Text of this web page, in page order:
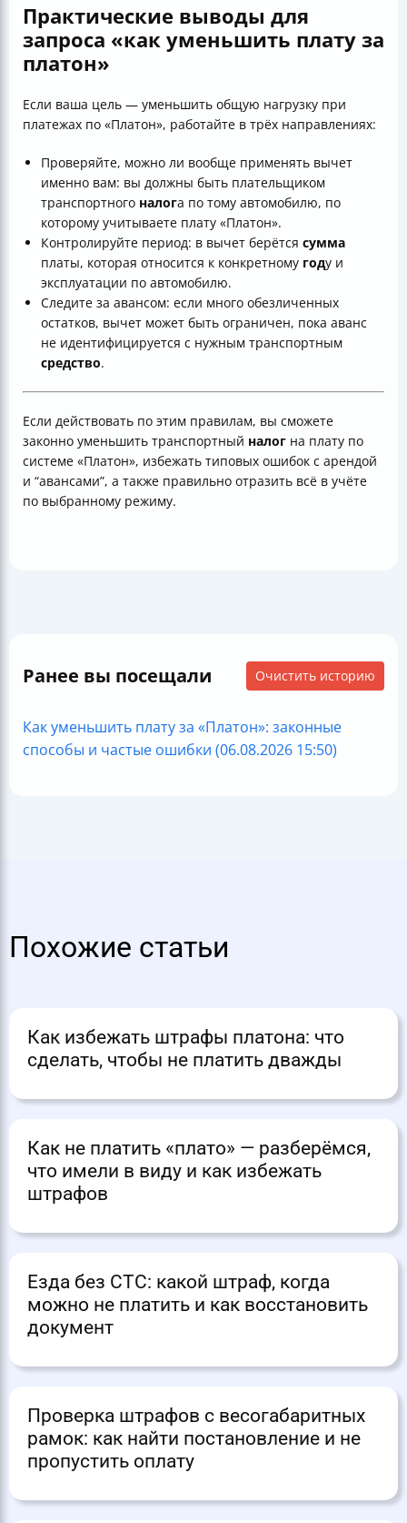
Практические выводы для
запроса «как уменьшить плату за
платон»
Если ваша цель — уменьшить общую нагрузку при
платежах по «Платон», работайте в трёх направлениях:
Проверяйте, можно ли вообще применять вычет
именно вам: вы должны быть плательщиком
транспортного налога по тому автомобилю, по
которому учитываете плату «Платон».
Контролируйте период: в вычет берётся сумма
платы, которая относится к конкретному году и
эксплуатации по автомобилю.
Следите за авансом: если много обезличенных
остатков, вычет может быть ограничен, пока аванс
не идентифицируется с нужным транспортным
средство.
Если действовать по этим правилам, вы сможете
законно уменьшить транспортный налог на плату по
системе «Платон», избежать типовых ошибок с арендой
и “авансами”, а также правильно отразить всё в учёте
по выбранному режиму.
Ранее вы посещали Очистить историю
Как уменьшить плату за «Платон»: законные
способы и частые ошибки (06.08.2026 15:50)
Похожие статьи
Как избежать штрафы платона: что
сделать, чтобы не платить дважды
Как не платить «плато» — разберёмся,
что имели в виду и как избежать
штрафов
Езда без СТС: какой штраф, когда
можно не платить и как восстановить
документ
Проверка штрафов с весогабаритных
рамок: как найти постановление и не
пропустить оплату